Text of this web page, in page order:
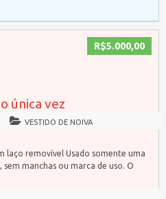
R$5.000,00
única vez
VESTIDO DE NOIVA
laço removível Usado somente uma
manchas ou marca de uso. O